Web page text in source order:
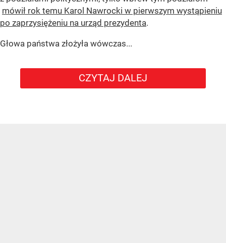
mówił rok temu Karol Nawrocki w pierwszym wystąpieniu
po zaprzysiężeniu na urząd prezydenta.
Głowa państwa złożyła wówczas...
CZYTAJ DALEJ